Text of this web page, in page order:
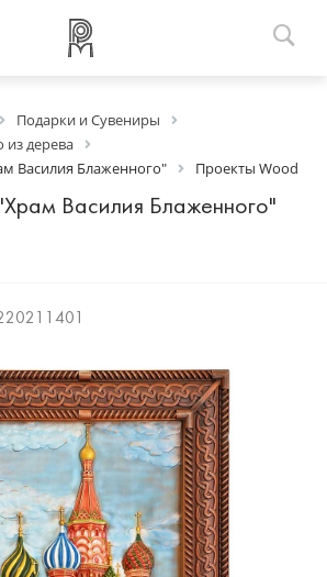
Подарки и Сувениры
дерева
Василия Блаженного"
Проекты Wood
Василия Блаженного"